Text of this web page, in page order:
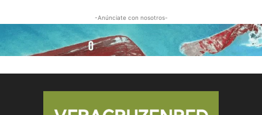
-Anúnciate con nosotros-